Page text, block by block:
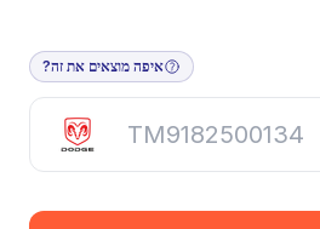
איפה מוצאים את זה?